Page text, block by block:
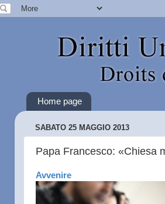
Home page
SABATO 25 MAGGIO 2013
Papa Francesco: «Chiesa
Avvenire